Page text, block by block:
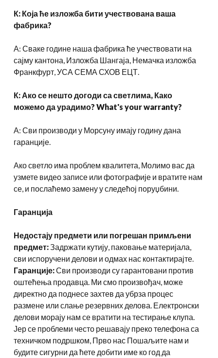
К: Која ће изложба бити учествована ваша
фабрика?
А: Сваке године наша фабрика ће учествовати на
сајму кантона, Изложба Шангаја, Немачка изложба
Франкфурт, УСА СЕМА СХОВ ЕЦТ.
К: Ако се нешто догоди са светлима, Како
можемо да урадимо? What's your warranty?
А: Сви производи у Морсуну имају годину дана
гаранције.
Ако светло има проблем квалитета, Молимо вас да
узмете видео записе или фотографије и вратите нам
се, и послаћемо замену у следећој поруџбини.
Гаранција
Недостају предмети или погрешан примљени
предмет: Задржати кутију, паковање материјала,
сви испоручени делови и одмах нас контактирајте.
Гаранције:Сви производи су гарантовани против
оштећења продавца. Ми смо произвођач, може
директно да поднесе захтев да убрза процес
размене или слање резервних делова. Електронски
делови морају нам се вратити на тестирање клупа.
Јер се проблеми често решавају преко телефона са
техничком подршком, Прво нас Пошаљите нам и
будите сигурни да ћете добити име ко год да